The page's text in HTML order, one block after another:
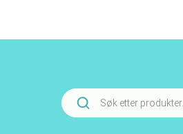
Products
search